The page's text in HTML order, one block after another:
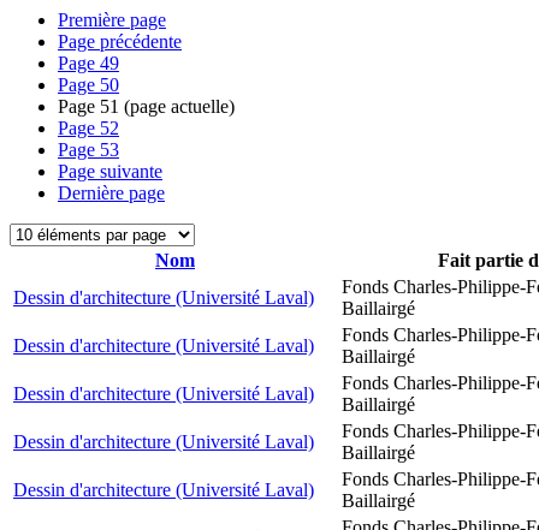
Première page
Page précédente
Page 49
Page 50
Page 51 (page actuelle)
Page 52
Page 53
Page suivante
Dernière page
Nom
Fait partie
Dessin d'architecture (Université Laval)
Fonds Charles-Philippe-
Baillairgé
Dessin d'architecture (Université Laval)
Fonds Charles-Philippe-
Baillairgé
Dessin d'architecture (Université Laval)
Fonds Charles-Philippe-
Baillairgé
Dessin d'architecture (Université Laval)
Fonds Charles-Philippe-
Baillairgé
Dessin d'architecture (Université Laval)
Fonds Charles-Philippe-
Baillairgé